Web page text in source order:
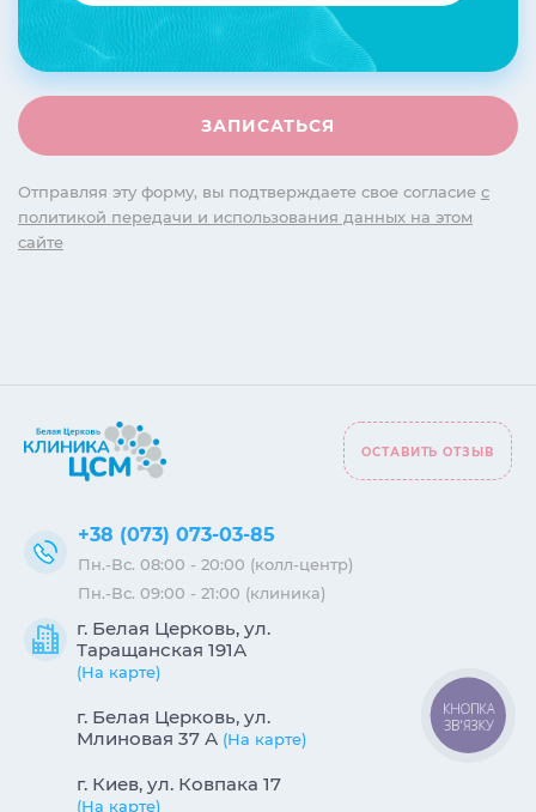
Отправляя эту форму, вы подтверждаете свое согласие с
политикой передачи и использования данных на этом
сайте
г. Белая Церковь, ул.
Таращанская 191А
(На карте)
г. Белая Церковь, ул.
Млиновая 37 А (На карте)
г. Киев, ул. Ковпака 17
(На карте)
+38 (073) 073-03-85
Пн.-Вс. 08:00 - 20:00 (колл-центр)
Пн.-Вс. 09:00 - 21:00 (клиника)
ОСТАВИТЬ ОТЗЫВ
КНОПКА
ЗВ'ЯЗКУ